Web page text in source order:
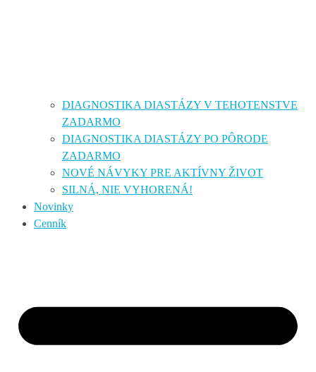
DIAGNOSTIKA DIASTÁZY V TEHOTENSTVE
ZADARMO
DIAGNOSTIKA DIASTÁZY PO PÔRODE
ZADARMO
NOVÉ NÁVYKY PRE AKTÍVNY ŽIVOT
SILNÁ, NIE VYHORENÁ!
Novinky
Cenník